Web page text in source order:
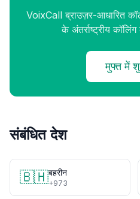
VoixCall ब्राउज़र-आधारित
के अंतर्राष्ट्रीय
मुफ्त में
संबंधित देश
🇧🇭बहरीन
+973